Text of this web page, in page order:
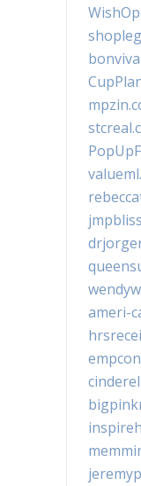
ameri-